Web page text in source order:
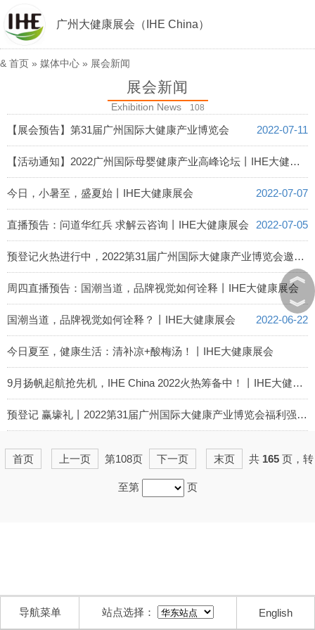
广州大健康展会（IHE China）
& 首页 » 媒体中心 » 展会新闻
展会新闻
Exhibition News 108
【展会预告】第31届广州国际大健康产业博览会 2022-07-11
【活动通知】2022广州国际母婴健康产业高峰论坛丨IHE大健康展会
2022-07-10
今日，小暑至，盛夏始丨IHE大健康展会 2022-07-07
直播预告：问道华红兵 求解云咨询丨IHE大健康展会 2022-07-05
预登记火热进行中，2022第31届广州国际大健康产业博览会邀您领壕礼！
2022-07-01
周四直播预告：国潮当道，品牌视觉如何诠释丨IHE大健康展会
2022-06-28
国潮当道，品牌视觉如何诠释？丨IHE大健康展会 2022-06-22
今日夏至，健康生活：清补凉+酸梅汤！丨IHE大健康展会
2022-06-21
9月扬帆起航抢先机，IHE China 2022火热筹备中！丨IHE大健康展会
2022-06-13预登记 赢壕礼丨2022第31届广州国际大健康产业博览会福利强势来袭
首页
上一页 第108页 下一页 末页 共 165 页，转
至第 页
︽
︾
导航菜单 站点选择： English